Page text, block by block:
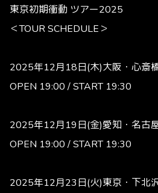
東京初期衝動 ツアー2025
＜TOUR SCHEDULE＞
2025年12月18日(木)大阪・心斎
OPEN 19:00 / START 19:30
2025年12月19日(金)愛知・名古
OPEN 19:00 / START 19:30
2025年12月23日(火)東京・下北